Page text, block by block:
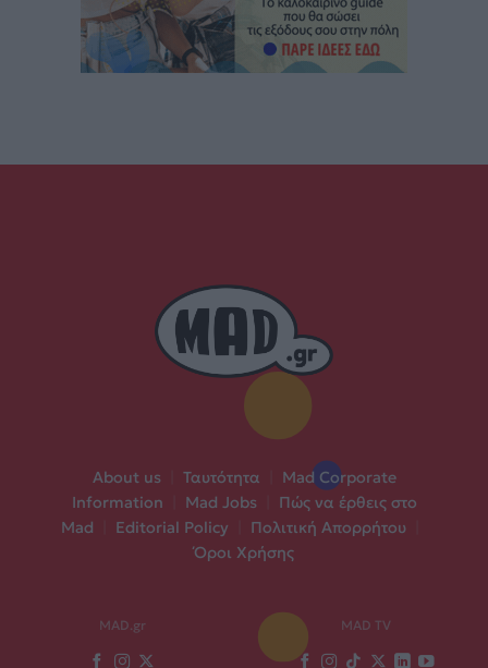
About us Ταυτότητα
Mad Corporate
Information
Mad Jobs
Πώς να έρθεις στο
Mad
Editorial Policy Πολιτική Απορρήτου
Όροι Χρήσης
MAD.gr MAD TV